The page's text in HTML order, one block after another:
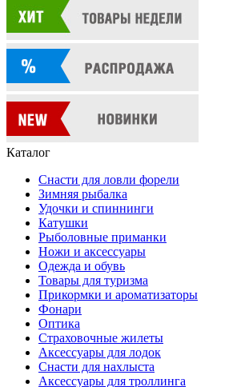
Каталог
Снасти для ловли форели
Зимняя рыбалка
Удочки и спиннинги
Катушки
Рыболовные приманки
Ножи и аксессуары
Одежда и обувь
Товары для туризма
Прикормки и ароматизаторы
Фонари
Оптика
Страховочные жилеты
Аксессуары для лодок
Снасти для нахлыста
Аксессуары для троллинга